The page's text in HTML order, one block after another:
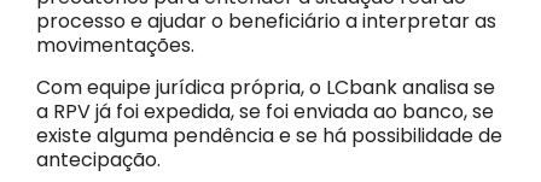
processo e ajudar o beneficiário a interpretar as
movimentações.
Com equipe jurídica própria, o LCbank analisa se
a RPV já foi expedida, se foi enviada ao banco, se
existe alguma pendência e se há possibilidade de
antecipação.